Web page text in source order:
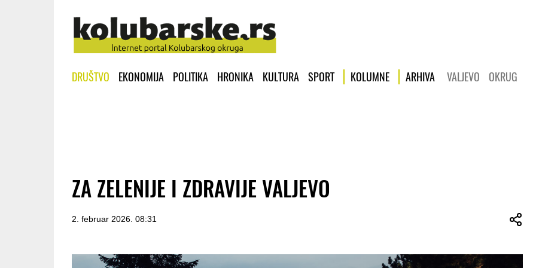
DRUŠTVO EKONOMIJA POLITIKA HRONIKA KULTURA SPORT KOLUMNE ARHIVA VALJEVO OKRUG
ZA ZELENIJE I ZDRAVIJE VALJEVO
2. februar 2026. 08:31